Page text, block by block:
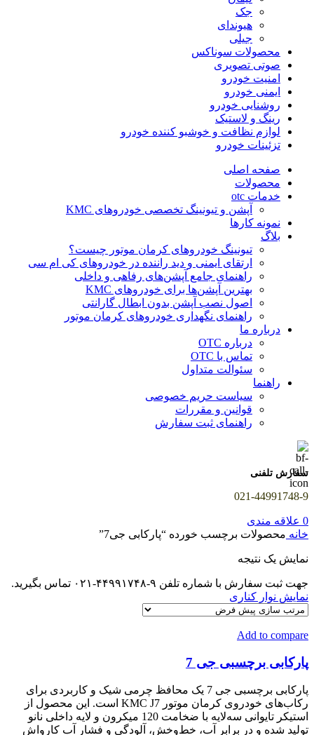
جک
هیوندای
جیلی
محصولات سوناکس
صوتی تصویری
امنیت خودرو
ایمنی خودرو
روشنایی خودرو
رینگ و لاستیک
لوازم نظافت و خوشبو کننده خودرو
تزئینات خودرو
صفحه اصلی
محصولات
خدمات otc
آپشن و تیونینگ تخصصی خودروهای KMC
نمونه کارها
بلاگ
تیونینگ خودروهای کرمان موتور چیست؟
ارتقای ایمنی و دید راننده در خودروهای کی ام سی
راهنمای جامع آپشن‌های رفاهی و داخلی
بهترین آپشن‌ها برای خودروهای KMC
اصول نصب آپشن بدون ابطال گارانتی
راهنمای نگهداری خودروهای کرمان موتور
درباره ما
درباره OTC
تماس با OTC
سئوالت متداول
راهنما
سیاست حریم خصوصی
قوانین و مقررات
راهنمای ثبت سفارش
سفارش تلفنی
021-44991748-9
0 علاقه مندی
خانه محصولات برچسب خورده “پارکابی جی7”
نمایش یک نتیجه
جهت ثبت سفارش با شماره تلفن ۹-۴۴۹۹۱۷۴۸-۰۲۱ تماس بگیرید.
نمایش نوار کناری
Add to compare
پارکابی برچسبی جی 7
پارکابی برچسبی جی 7 یک محافظ چرمی شیک و کاربردی برای
رکاب‌های خودروی کرمان موتور KMC J7 است. این محصول از
استیکر تایوانی سه‌لایه با ضخامت 120 میکرون و لایه داخلی نانو
تولید شده و در برابر آب، خط‌وخش، آلودگی و فشار آب کارواش